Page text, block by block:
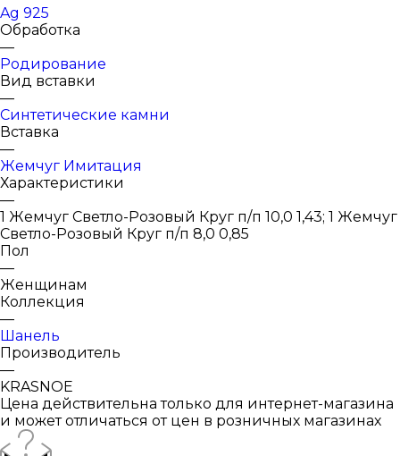
Ag 925
Обработка
—
Родирование
Вид вставки
—
Синтетические камни
Вставка
—
Жемчуг Имитация
Характеристики
—
1 Жемчуг Светло-Розовый Круг п/п 10,0 1,43; 1 Жемчуг
Светло-Розовый Круг п/п 8,0 0,85
Пол
—
Женщинам
Коллекция
—
Шанель
Производитель
—
KRASNOE
Цена действительна только для интернет-магазина
и может отличаться от цен в розничных магазинах